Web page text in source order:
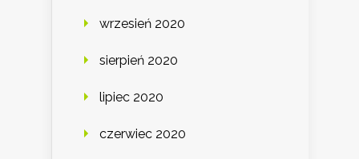
wrzesień 2020
sierpień 2020
lipiec 2020
czerwiec 2020